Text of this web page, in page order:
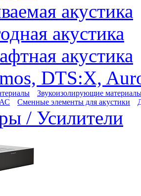
акустика
акустика
акустика
DTS:X,
Звукоизолирующие
Сменные элементы для акустики
/ Усилители